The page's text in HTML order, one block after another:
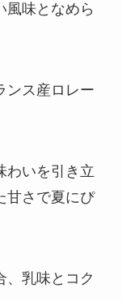
風味となめら
ンス産ロレー
わいを引き立
甘さで夏にぴ
、乳味とコク